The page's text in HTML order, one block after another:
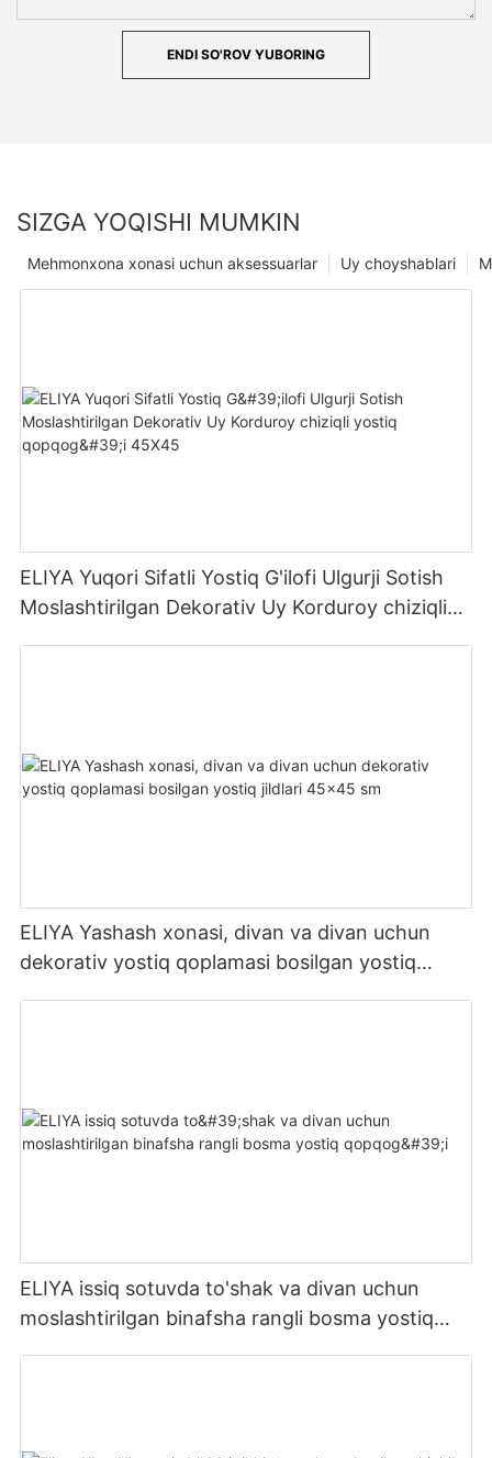
ENDI SO'ROV YUBORING
SIZGA YOQISHI MUMKIN
Uy choyshablari
Mehmonxona xonasi uchun aksessuarlar
ELIYA Yuqori Sifatli Yostiq G'ilofi Ulgurji Sotish
Moslashtirilgan Dekorativ Uy Korduroy chiziqli
ELIYA Yashash xonasi, divan va divan uchun
dekorativ yostiq qoplamasi bosilgan yostiq
ELIYA issiq sotuvda to'shak va divan uchun
moslashtirilgan binafsha rangli bosma yostiq